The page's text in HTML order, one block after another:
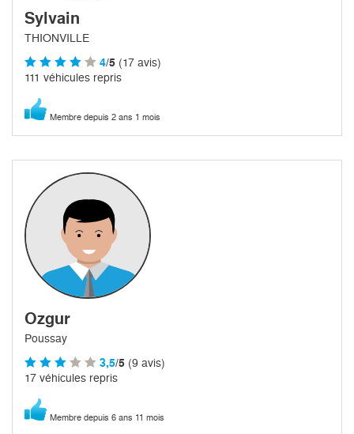
Sylvain
THIONVILLE
4/5 (17 avis)
111 véhicules repris
Membre depuis 2 ans 1 mois
Ozgur
Poussay
3,5/5 (9 avis)
17 véhicules repris
Membre depuis 6 ans 11 mois